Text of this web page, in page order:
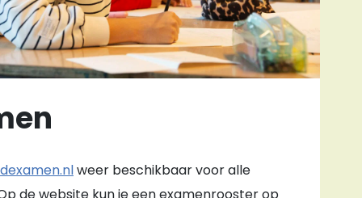
weer beschikbaar voor alle
de website kun je een examenrooster op